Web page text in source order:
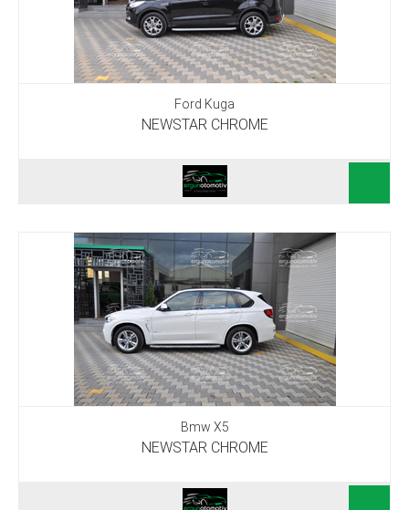
Ford Kuga
NEWSTAR CHROME
Bmw X5
NEWSTAR CHROME